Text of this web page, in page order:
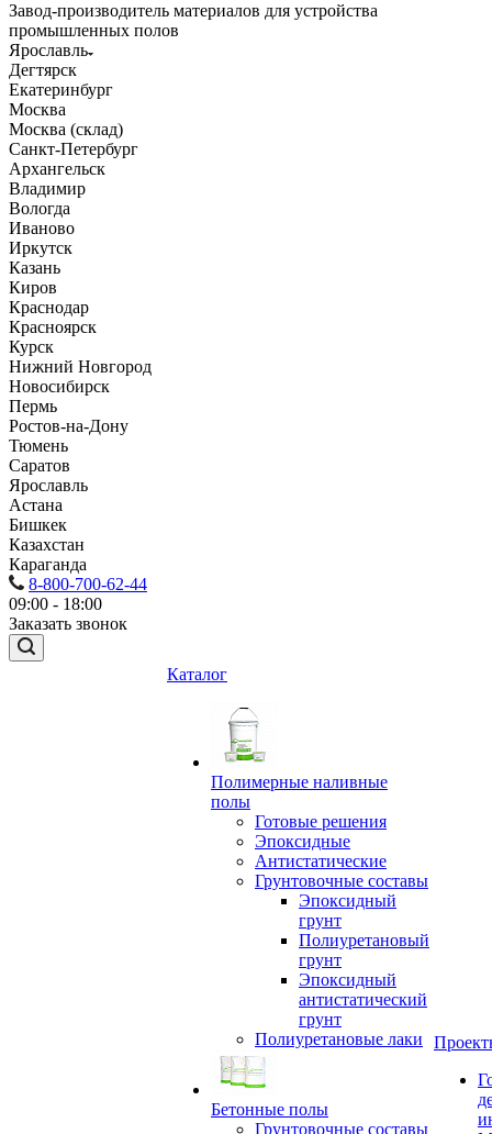
Завод-производитель материалов для устройства
промышленных полов
Ярославль
Дегтярск
Екатеринбург
Москва
Москва (склад)
Санкт-Петербург
Архангельск
Владимир
Вологда
Иваново
Иркутск
Казань
Киров
Краснодар
Красноярск
Курск
Нижний Новгород
Новосибирск
Пермь
Ростов-на-Дону
Тюмень
Саратов
Ярославль
Астана
Бишкек
Казахстан
Караганда
8-800-700-62-44
09:00 - 18:00
Заказать звонок
Каталог
Полимерные наливные
полы
Готовые решения
Эпоксидные
Антистатические
Грунтовочные составы
Эпоксидный
грунт
Полиуретановый
грунт
Эпоксидный
антистатический
грунт
Полиуретановые лаки
Бетонные полы
Грунтовочные составы